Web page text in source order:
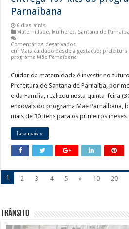
Parnaibana
6 dias atrás
Maternidade, Mulheres, Santana de
Comentários desativados
em Mais cuidado desde a gestação: prefeitura
programa Mãe Parnaibana
Cuidar da maternidade é investir no
Prefeitura de Santana de Parnaíba, por
e da Família, realizou nesta quinta-feira
enxovais do programa Mãe Parnaibana,
mais de 30 itens para os primeiros meses
Leia mais »
1 2 3 4 5 » 10 20
Trânsito